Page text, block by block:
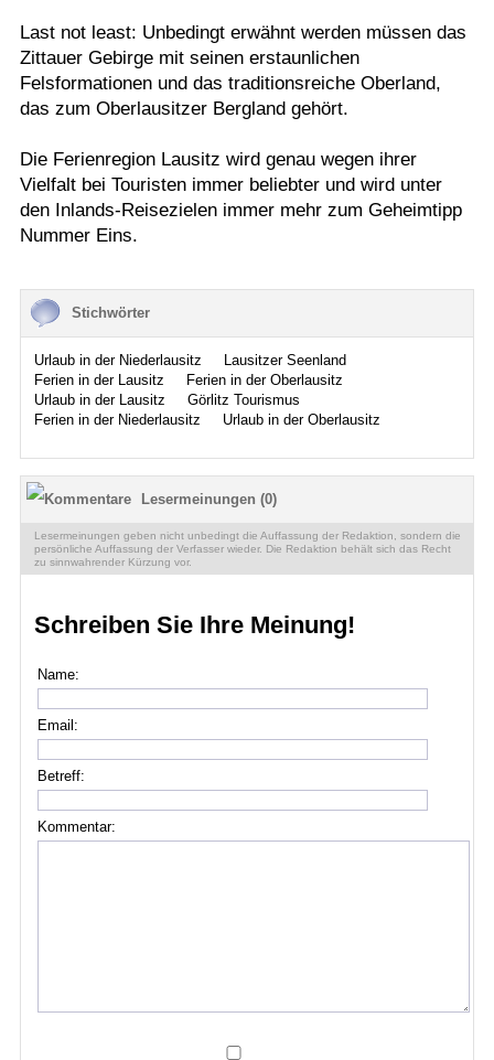
Last not least: Unbedingt erwähnt werden müssen das
Zittauer Gebirge mit seinen erstaunlichen
Felsformationen und das traditionsreiche Oberland,
das zum Oberlausitzer Bergland gehört.
Die Ferienregion Lausitz wird genau wegen ihrer
Vielfalt bei Touristen immer beliebter und wird unter
den Inlands-Reisezielen immer mehr zum Geheimtipp
Nummer Eins.
Stichwörter
Urlaub in der Niederlausitz
Lausitzer Seenland
Ferien in der Lausitz
Ferien in der Oberlausitz
Urlaub in der Lausitz
Görlitz Tourismus
Ferien in der Niederlausitz
Urlaub in der Oberlausitz
Lesermeinungen (0)
Lesermeinungen geben nicht unbedingt die Auffassung der Redaktion, sondern die
persönliche Auffassung der Verfasser wieder. Die Redaktion behält sich das Recht
zu sinnwahrender Kürzung vor.
Schreiben Sie Ihre Meinung!
Name:
Email:
Betreff:
Kommentar: